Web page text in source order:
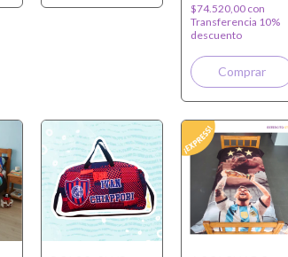
$74.520,00 con
Transferencia 10%
descuento